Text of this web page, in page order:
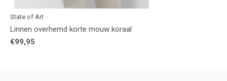
State of Art
Linnen overhemd korte mouw koraal
€99,95